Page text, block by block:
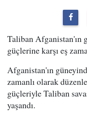
Taliban Afganistan'ın
güçlerine karşı eş
Afganistan'ın
zamanlı olarak
güçleriyle Taliban
yaşandı.